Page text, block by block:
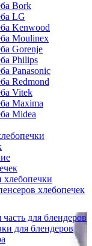
Bork
LG
Kenwood
Moulinex
Gorenje
Philips
Panasonic
Redmond
Vitek
Maxima
Midea
хлебопечек
для блендеров
для блендеров